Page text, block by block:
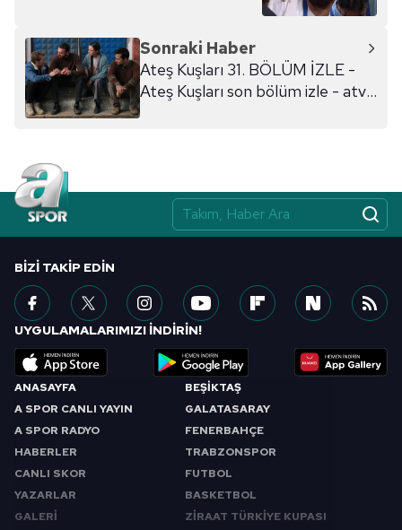
Sonraki Haber
Ateş Kuşları 31. BÖLÜM İZLE -
Ateş Kuşları son bölüm izle - atv
ANASAYFA
A SPOR CANLI YAYIN
A SPOR RADYO
HABERLER
CANLI SKOR
YAZARLAR
GALERİ
BEŞİKTAŞ
GALATASARAY
FENERBAHÇE
TRABZONSPOR
FUTBOL
BASKETBOL
ZİRAAT TÜRKİYE KUPASI
BIZI TAKIP EDIN
UYGULAMALARIMIZI İNDİRİN!